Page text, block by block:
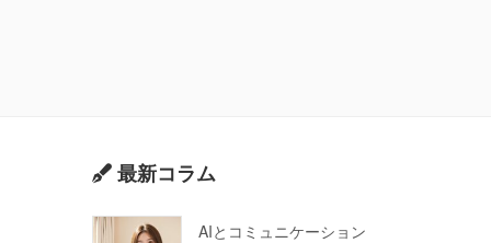
最新コラム
AIとコミュニケーション